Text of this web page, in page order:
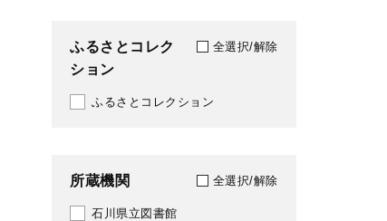
ふるさとコレク
ション
全選択/解除
ふるさとコレクション
所蔵機関 全選択/解除
石川県立図書館